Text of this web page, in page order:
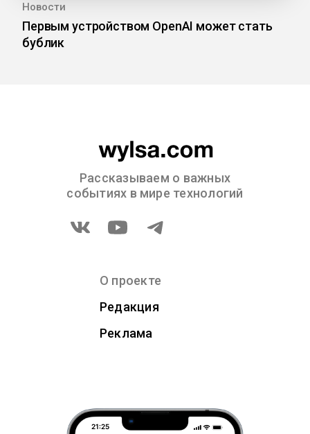
Новости
Первым устройством OpenAI может стать
бублик
Рассказываем о важных
событиях в мире технологий
О проекте
Редакция
Реклама
21:25